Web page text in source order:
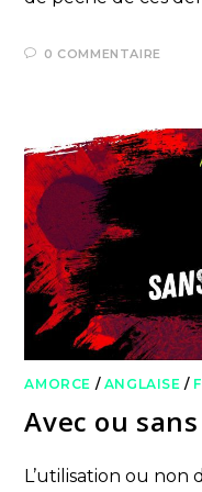
0 COMMENTAIRE
AMORCE / ANGLAISE /
Avec ou
L’utilisation ou non